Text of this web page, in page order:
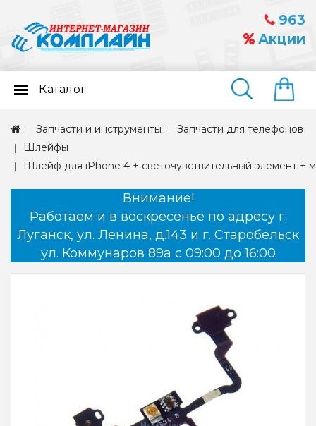
963
Акции
Найти
Каталог
Запчасти и инструменты
Запчасти для телефонов
Шлейфы
Шлейф для iPhone 4 + светочувствительный элемент +
Внимание!
Работаем и в воскресенье по адресу г.
Луганск, ул. Ленина, д.143 и г. Старобельск
ул. Коммунаров 89а с 09:00 до 16:00